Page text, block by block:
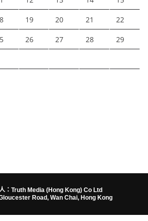
19 20 21 22
26 27 28 29
：Truth Media (Hong Kong) Co Ltd
Road, Wan Chai, Hong Kong